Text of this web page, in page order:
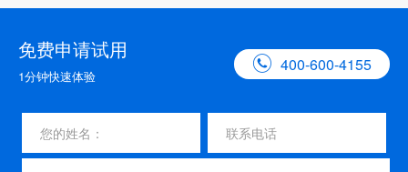
免费申请试用
1分钟快速体验
 400-600-4155